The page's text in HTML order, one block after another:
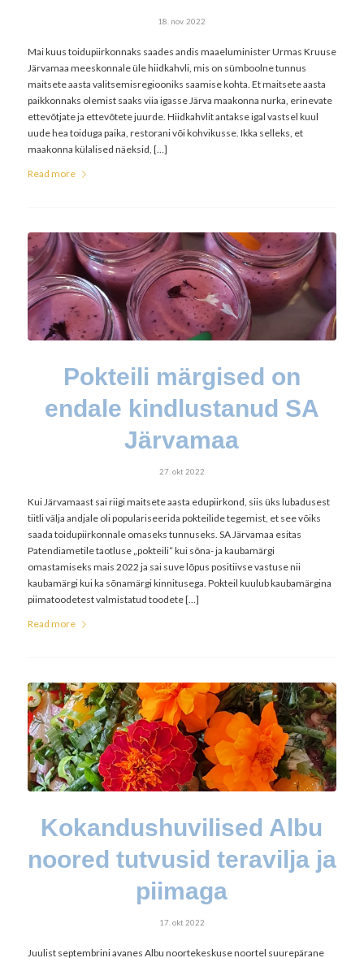
18. nov. 2022
Mai kuus toidupiirkonnaks saades andis maaeluminister Urmas Kruuse
Järvamaa meeskonnale üle hiidkahvli, mis on sümboolne tunnus
maitsete aasta valitsemisregiooniks saamise kohta. Et maitsete aasta
paikkonnaks olemist saaks viia igasse Järva maakonna nurka, erinevate
ettevõtjate ja ettevõtete juurde. Hiidkahvlit antakse igal vastsel kuul
uude hea toiduga paika, restorani või kohvikusse. Ikka selleks, et
maakonna külalised näeksid, […]
Read more
Pokteili märgised on
endale kindlustanud SA
Järvamaa
27. okt 2022
Kui Järvamaast sai riigi maitsete aasta edupiirkond, siis üks lubadusest
tiitli välja andjale oli populariseerida pokteilide tegemist, et see võiks
saada toidupiirkonnale omaseks tunnuseks. SA Järvamaa esitas
Patendiametile taotluse „pokteili“ kui sõna- ja kaubamärgi
omastamiseks mais 2022 ja sai suve lõpus positiivse vastuse nii
kaubamärgi kui ka sõnamärgi kinnitusega. Pokteil kuulub kaubamärgina
piimatoodetest valmistatud toodete […]
Read more
Kokandushuvilised Albu
noored tutvusid teravilja ja
piimaga
17. okt 2022
Juulist septembrini avanes Albu noortekeskuse noortel suurepärane